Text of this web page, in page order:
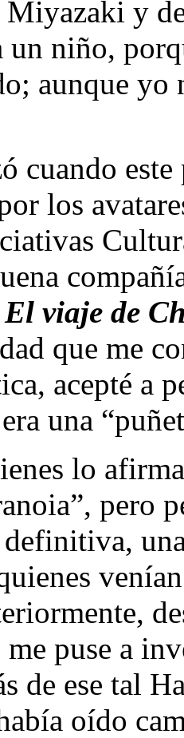
y
un niño,
aunque yo
cuando
los
El viaje de
que me
acepté a
una
lo
pero
puse a
de ese tal
oído